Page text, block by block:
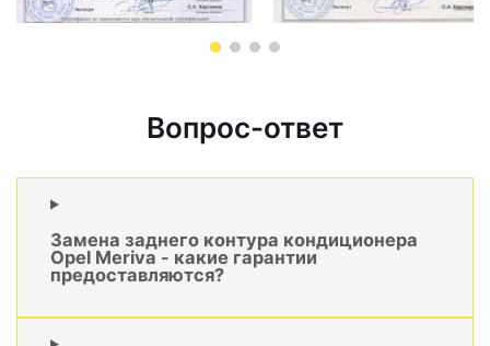
Вопрос-ответ
Замена заднего контура кондиционера
Opel Meriva - какие гарантии
предоставляются?